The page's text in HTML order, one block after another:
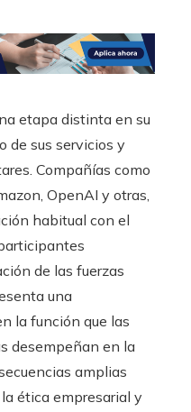
etapa distinta en su
de sus servicios y
Compañías como
OpenAI y otras,
habitual con el
de las fuerzas
una
la función que las
desempeñan en la
amplias
ética empresarial y